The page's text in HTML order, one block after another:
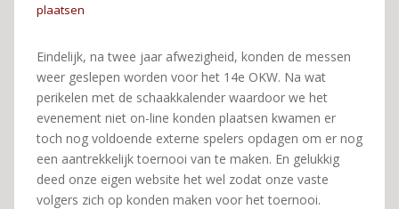
plaatsen
Eindelijk, na twee jaar afwezigheid, konden de messen
weer geslepen worden voor het 14e OKW. Na wat
perikelen met de schaakkalender waardoor we het
evenement niet on-line konden plaatsen kwamen er
toch nog voldoende externe spelers opdagen om er nog
een aantrekkelijk toernooi van te maken. En gelukkig
deed onze eigen website het wel zodat onze vaste
volgers zich op konden maken voor het toernooi.